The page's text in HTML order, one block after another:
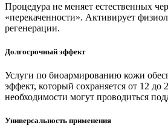
Процедура не меняет естественных
«перекаченности». Активирует
регенерации.
Долгосрочный эффект
Услуги по биоармированию кожи
эффект, который сохраняется от 12 до
необходимости могут проводиться
Универсальность применения